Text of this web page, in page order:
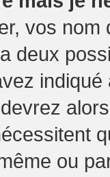
vos nom
deux
ou